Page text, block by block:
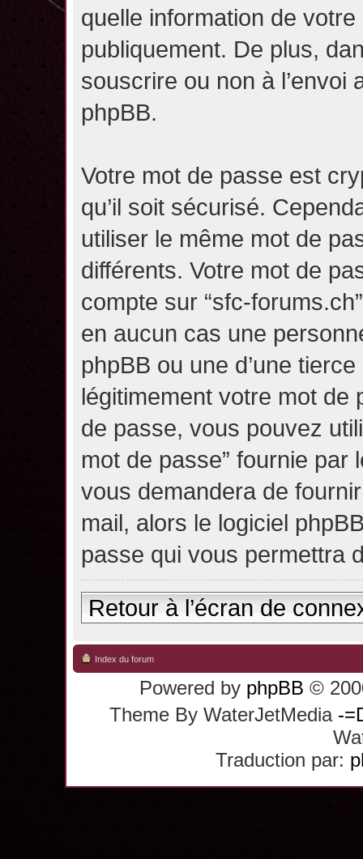
quelle information de
publiquement. De plus,
souscrire ou non à l’envoi
phpBB.
Votre mot de passe est
qu’il soit sécurisé.
utiliser le même mot de
différents. Votre mot de
compte sur “sfc-
en aucun cas une
phpBB ou une d’une
légitimement votre mot de
de passe, vous pouvez
mot de passe” fournie par
vous demandera de
mail, alors le logiciel
passe qui vous permettra
Retour à l’écran de
Index du forum
Powered by phpBB ©
Theme By WaterJetMedia -
Traduction par: